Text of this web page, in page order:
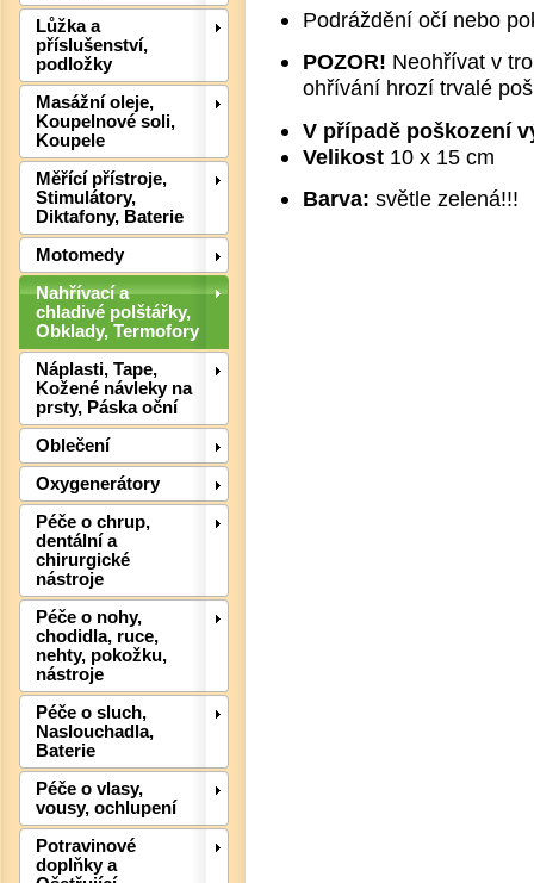
Lůžka a
příslušenství,
podložky
Masážní oleje,
Koupelnové soli,
Koupele
Měřící přístroje,
Stimulátory,
Diktafony, Baterie
Motomedy
Nahřívací a
chladivé polštářky,
Obklady, Termofory
Náplasti, Tape,
Kožené návleky na
prsty, Páska oční
Oblečení
Oxygenerátory
Péče o chrup,
dentální a
chirurgické
nástroje
Péče o nohy,
chodidla, ruce,
nehty, pokožku,
nástroje
Péče o sluch,
Naslouchadla,
Baterie
Péče o vlasy,
vousy, ochlupení
Potravinové
doplňky a
Podráždění očí nebo
POZOR! Neohřívat v
ohřívání hrozí trvalé
V případě poškození
Velikost 10 x 15 cm
Barva: světle zelená!!!